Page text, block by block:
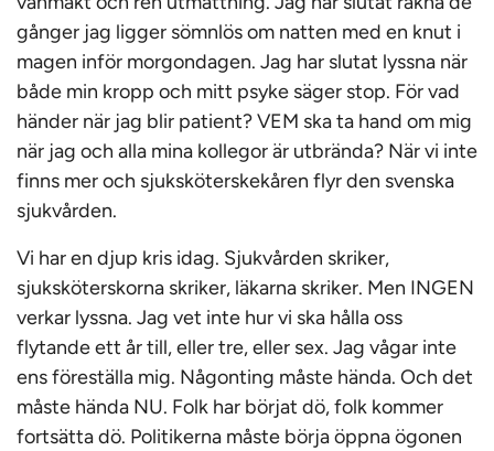
gånger jag ligger sömnlös om natten med en knut i
magen inför morgondagen. Jag har slutat lyssna när
både min kropp och mitt psyke säger stop. För vad
händer när jag blir patient? VEM ska ta hand om mig
när jag och alla mina kollegor är utbrända? När vi inte
finns mer och sjuksköterskekåren flyr den svenska
sjukvården.
Vi har en djup kris idag. Sjukvården skriker,
sjuksköterskorna skriker, läkarna skriker. Men INGEN
verkar lyssna. Jag vet inte hur vi ska hålla oss
flytande ett år till, eller tre, eller sex. Jag vågar inte
ens föreställa mig. Någonting måste hända. Och det
måste hända NU. Folk har börjat dö, folk kommer
fortsätta dö. Politikerna måste börja öppna ögonen